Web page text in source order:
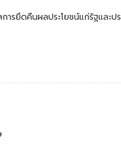
รยึดคืนผลประโยชน์แก่รัฐและ